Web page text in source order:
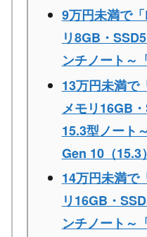
9万円未満で
リ8GB・
ンチノート～
13万円未満で
メモリ16GB
15.3型ノート
Gen 10（15.3
14万円未満で
リ16GB・
ンチノート～